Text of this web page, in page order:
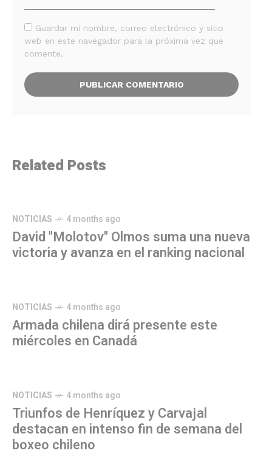
Guardar mi nombre, correo electrónico y sitio
web en este navegador para la próxima vez que
comente.
Related Posts
NOTICIAS 4 months ago
David "Molotov" Olmos suma una nueva
victoria y avanza en el ranking nacional
NOTICIAS 4 months ago
Armada chilena dirá presente este
miércoles en Canadá
NOTICIAS 4 months ago
Triunfos de Henríquez y Carvajal
destacan en intenso fin de semana del
boxeo chileno